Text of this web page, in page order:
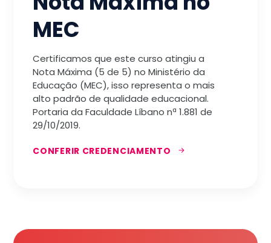
MEC
Certificamos que este curso atingiu a
Nota Máxima (5 de 5) no Ministério da
Educação (MEC), isso representa o mais
alto padrão de qualidade educacional.
Portaria da Faculdade Líbano nª 1.881 de
29/10/2019.
CONFERIR CREDENCIAMENTO